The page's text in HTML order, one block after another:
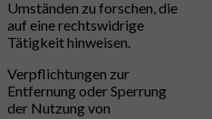
Umständen zu forschen, die
auf eine rechtswidrige
Tätigkeit hinweisen.
Verpflichtungen zur
Entfernung oder Sperrung
der Nutzung von